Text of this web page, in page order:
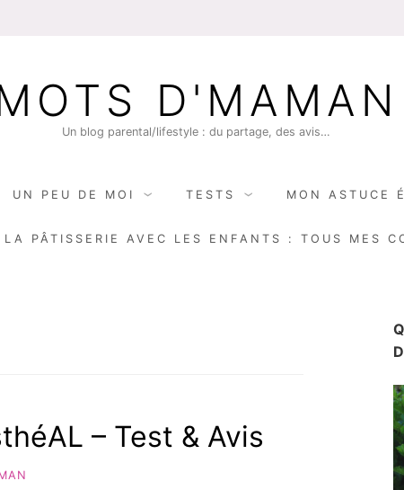
D'MAMAN
Un blog parental/lifestyle : du partage, des avis…
UN PEU DE MOI TESTS MON ASTUCE
LA PÂTISSERIE AVEC LES ENFANTS : TOUS MES
– Test & Avis